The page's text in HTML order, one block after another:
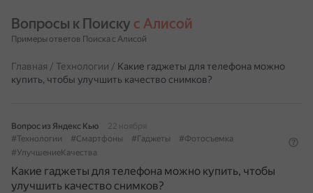
Вопросы к Поиску с Алисой
Примеры ответов Поиска с Алисой
Главная / Технологии / Какие гаджеты для телефона можно
купить, чтобы улучшить качество снимков?
Вопрос из Яндекс Кью
22 ноября
#Технологии
#Смартфоны #Гаджеты
#Фотосъемка
#УлучшениеКачества
Какие гаджеты для телефона можно купить, чтобы
улучшить качество снимков?